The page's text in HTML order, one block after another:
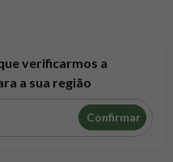
verificarmos a
a sua região
Confirmar